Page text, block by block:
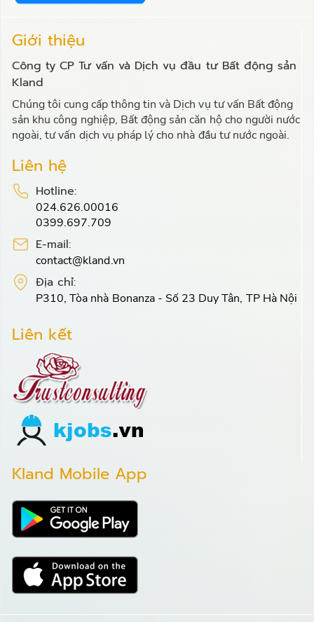
Giới thiệu
Công ty CP Tư vấn và Dịch vụ đầu tư Bất động sản
Kland
Chúng tôi cung cấp thông tin và Dịch vụ tư vấn Bất động
sản khu công nghiệp, Bất động sản căn hộ cho người nước
ngoài, tư vấn dịch vụ pháp lý cho nhà đầu tư nước ngoài.
Liên hệ
Hotline:
024.626.00016
0399.697.709
E-mail:
contact@kland.vn
Địa chỉ:
P310, Tòa nhà Bonanza - Số 23 Duy Tân, TP Hà Nội
Liên kết
Kland Mobile App